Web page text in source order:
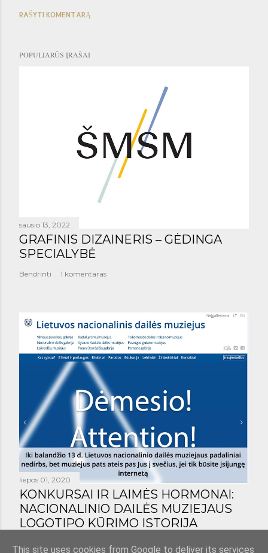
RAŠYTI KOMENTARĄ
POPULIARŪS ĮRAŠAI
sausio 13, 2022
GRAFINIS DIZAINERIS – GĖDINGA
SPECIALYBĖ
Bendrinti 1 komentaras
liepos 01, 2020
KONKURSAI IR LAIMĖS HORMONAI:
NACIONALINIO DAILĖS MUZIEJAUS
LOGOTIPO KŪRIMO ISTORIJA
This site uses cookies from Google to deliver its services